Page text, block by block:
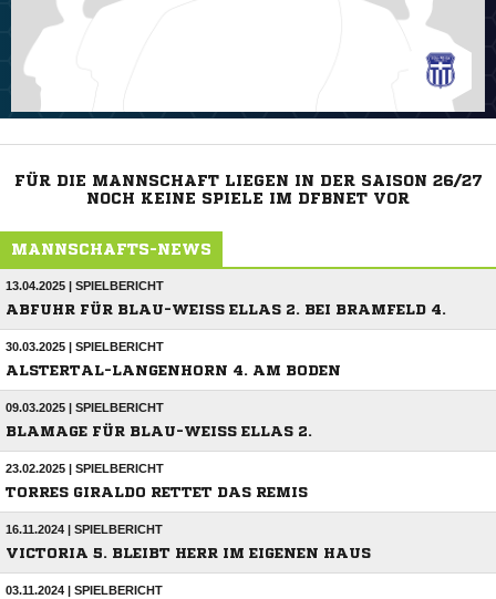
FÜR DIE MANNSCHAFT LIEGEN IN DER SAISON 26/27
NOCH KEINE SPIELE IM DFBNET VOR
MANNSCHAFTS-NEWS
13.04.2025 | SPIELBERICHT
ABFUHR FÜR BLAU-WEISS ELLAS 2. BEI BRAMFELD 4.
30.03.2025 | SPIELBERICHT
ALSTERTAL-LANGENHORN 4. AM BODEN
09.03.2025 | SPIELBERICHT
BLAMAGE FÜR BLAU-WEISS ELLAS 2.
23.02.2025 | SPIELBERICHT
TORRES GIRALDO RETTET DAS REMIS
16.11.2024 | SPIELBERICHT
VICTORIA 5. BLEIBT HERR IM EIGENEN HAUS
03.11.2024 | SPIELBERICHT